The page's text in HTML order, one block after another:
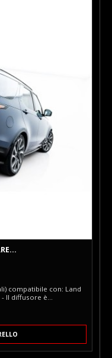
compatibile con: Land
- Il diffusore è
Kit di montaggio Il
del paraurti
più aggressivo e